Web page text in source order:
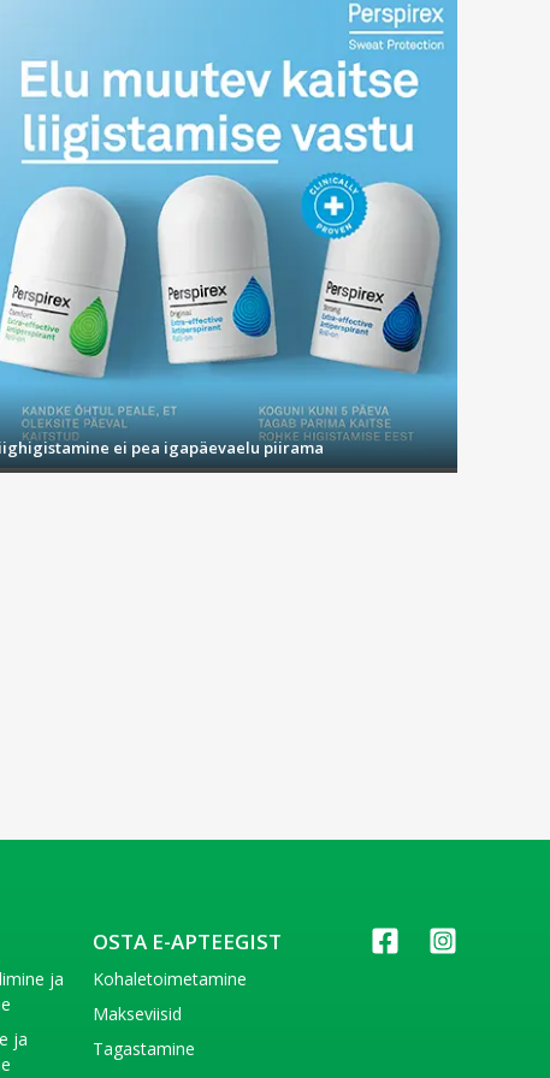
ei pea igapäevaelu piirama
ja
ja
OSTA E-APTEEGIST
Kohaletoimetamine
Makseviisid
Tagastamine